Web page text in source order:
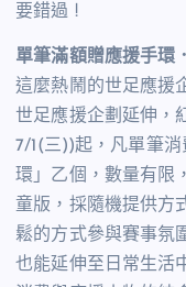
要錯過 !
單筆滿額贈應援手環
這麼熱鬧的世足應援
世足應援企劃延伸，
7/1(三))起，凡單筆
環」乙個，數量有限
童版，採隨機提供方
鬆的方式參與賽事氛
也能延伸至日常生活